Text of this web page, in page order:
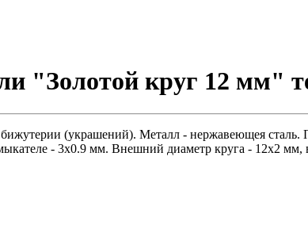
"Золотой круг 12 мм"
(украшений). Металл - нержавеющея
- 3х0.9 мм. Внешний диаметр круга - 12х2